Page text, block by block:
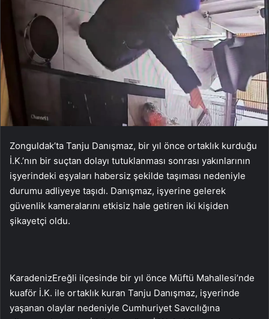
Zonguldak’ta Tanju Danışmaz, bir yıl önce ortaklık kurduğu
İ.K.’nın bir suçtan dolayı tutuklanması sonrası yakınlarının
işyerindeki eşyaları habersiz şekilde taşıması nedeniyle
durumu adliyeye taşıdı. Danışmaz, işyerine gelerek
güvenlik kameralarını etkisiz hale getiren iki kişiden
şikayetçi oldu.
KaradenizEreğli ilçesinde bir yıl önce Müftü Mahallesi’nde
kuaför İ.K. ile ortaklık kuran Tanju Danışmaz, işyerinde
yaşanan olaylar nedeniyle Cumhuriyet Savcılığına